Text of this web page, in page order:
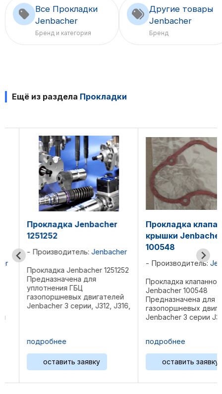
Все Прокладки
Jenbacher
Бренд и категория
Другие товары
Jenbacher
Бренд
Ещё из раздела Прокладки
Прокладка Jenbacher
1251252
Производитель:Jenbacher
Прокладка Jenbacher 1251252
Предназначена для
уплотнения ГБЦ
газопоршневых двигателей
Jenbacher 3 серии, J312, J316,
подробнее
оставить заявку
Прокладка
крышки Jenbacher
100548
Производитель:
Прокладка клапанной
Jenbacher 100548
Предназначена для
газопоршневых
Jenbacher 3 серии J312,
толщина 1 мм.
Безасбестовый
Вес 0,01 ...
подробнее
оставить заявку